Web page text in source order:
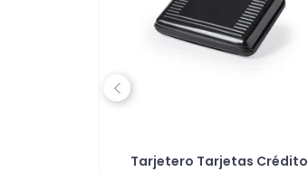
Tarjetero Tarjetas Crédito
Previous